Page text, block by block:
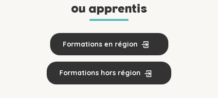
ou apprentis
Formations en région
Formations hors région